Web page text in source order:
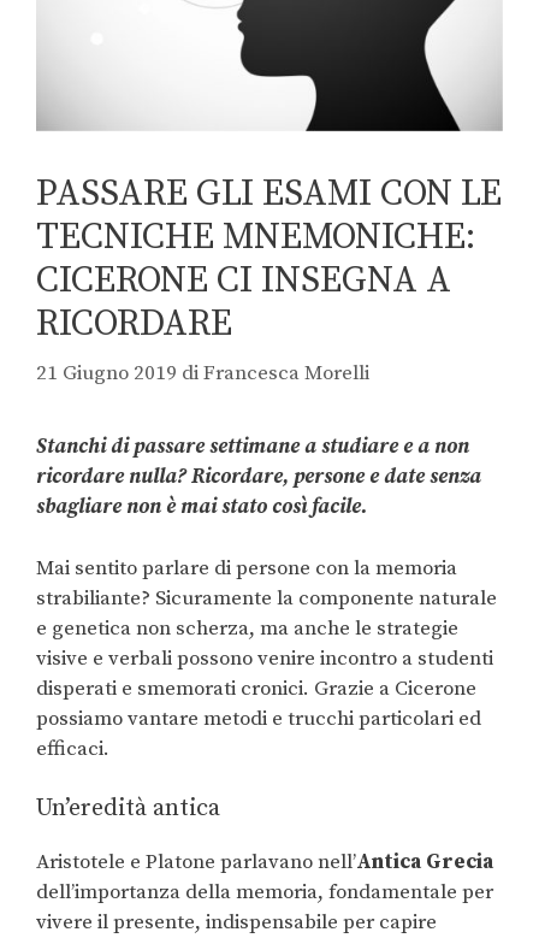
PASSARE GLI ESAMI CON LE
TECNICHE MNEMONICHE:
CICERONE CI INSEGNA A
RICORDARE
21 Giugno 2019 diFrancesca Morelli
Stanchi di passare settimane a studiare e a non
ricordare nulla? Ricordare, persone e date senza
sbagliare non è mai stato così facile.
Mai sentito parlare di persone con la memoria
strabiliante? Sicuramente la componente naturale
e genetica non scherza, ma anche le strategie
visive e verbali possono venire incontro a studenti
disperati e smemorati cronici. Grazie a Cicerone
possiamo vantare metodi e trucchi particolari ed
efficaci.
Un’eredità antica
Aristotele e Platone parlavano nell’Antica Grecia
dell’importanza della memoria, fondamentale per
vivere il presente, indispensabile per capire